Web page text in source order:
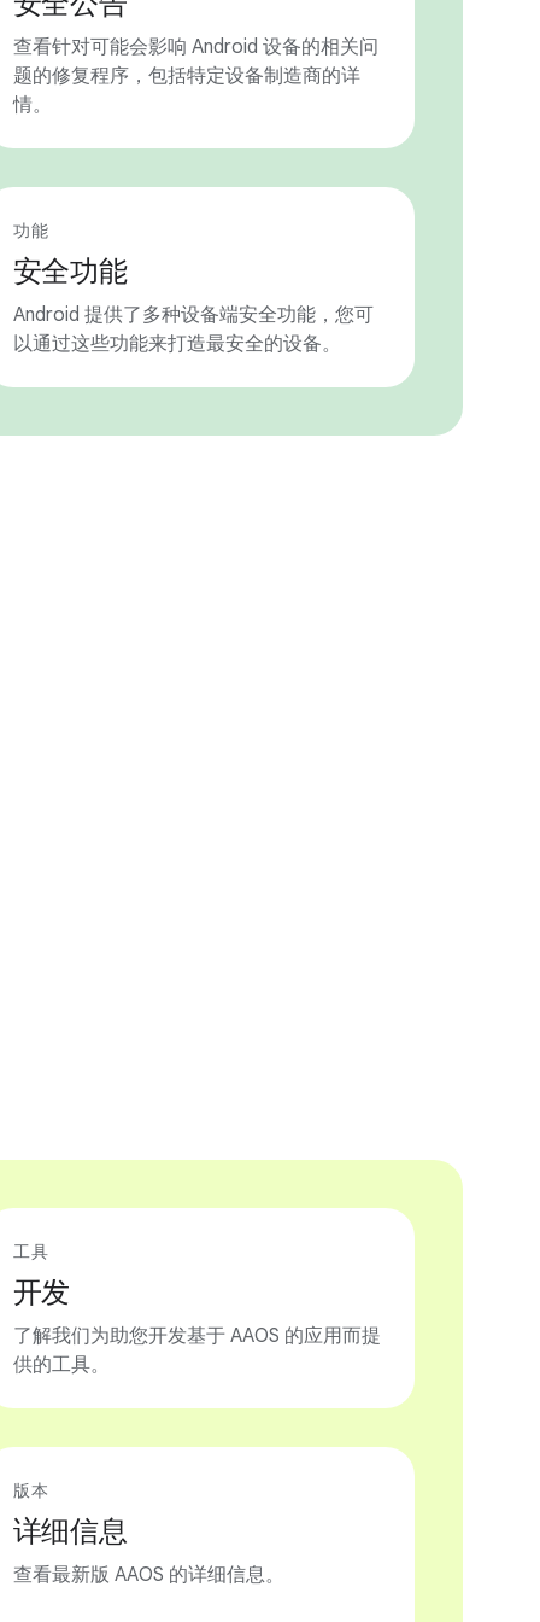
查看针对可能会影响 Android 设备的相关问
题的修复程序，包括特定设备制造商的详
情。
功能
安全功能
Android 提供了多种设备端安全功能，您可
以通过这些功能来打造最安全的设备。
工具
开发
了解我们为助您开发基于 AAOS 的应用而提
供的工具。
版本
详细信息
查看最新版 AAOS 的详细信息。